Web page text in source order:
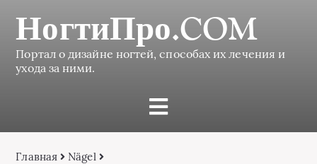
НогтиПро.COM
Портал о дизайне ногтей, способах их лечения и
ухода за ними.
Главная Nägel